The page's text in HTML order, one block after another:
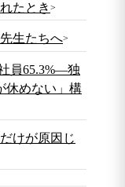
たとき
生たちへ
員65.3%—独
休めない」構
けが原因じ